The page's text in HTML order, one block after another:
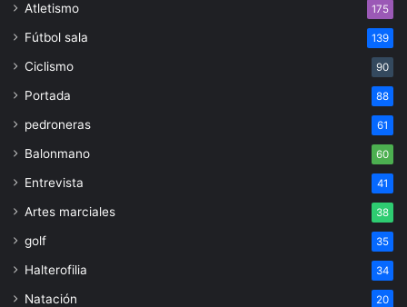
Atletismo 175
Fútbol sala 139
Ciclismo 90
Portada 88
pedroneras 61
Balonmano 60
Entrevista 41
Artes marciales 38
golf 35
Halterofilia 34
Natación 20